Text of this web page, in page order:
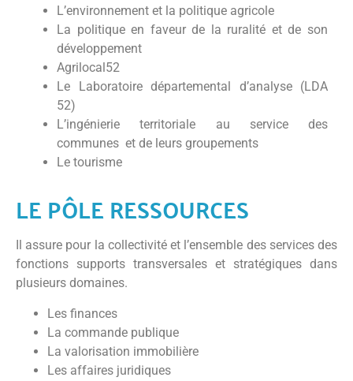
L’environnement et la politique agricole
La politique en faveur de la ruralité et de son
développement
Agrilocal52
Le Laboratoire départemental d’analyse (LDA
52)
L’ingénierie territoriale au service des
communes et de leurs groupements
Le tourisme
LE PÔLE RESSOURCES
Il assure pour la collectivité et l’ensemble des services des
fonctions supports transversales et stratégiques dans
plusieurs domaines.
Les finances
La commande publique
La valorisation immobilière
Les affaires juridiques